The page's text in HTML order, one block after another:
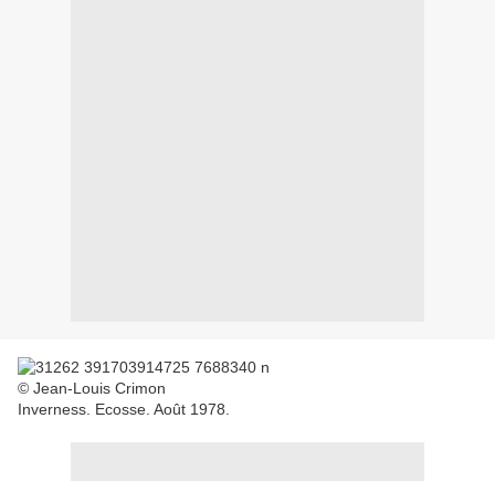
© Jean-Louis Crimon
Inverness. Ecosse. Août 1978.